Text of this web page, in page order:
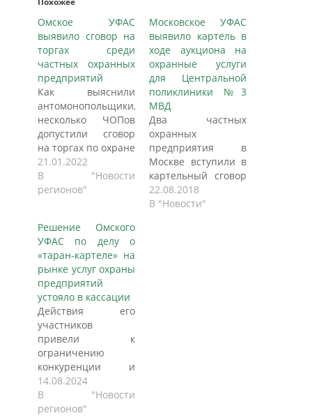
Омское УФАС
выявило сговор на
торгах среди
частных охранных
предприятий
Как выяснили
антомонопольщики,
несколько ЧОПов
допустили сговор
на торгах по охране
психиатрической
больницы. Грядут
разбирательства,
антимонопольщики
выявили сговор на
торгах среди
частных охранных
предприятий. Дело
возбуждено по
заявлениям ООО
«ЧОП «Артель»,
ассоциации
охранных
предприятий
Омской области и
ООО ЧОП «СВОИ».
Они оспаривают
21.01.2022
В "Новости
регионов"
Московское УФАС
выявило картель в
ходе аукциона на
охранные услуги
для Центральной
поликлиники №3
МВД
Два частных
охранных
предприятия в
Москве вступили в
картельный сговор
в ходе аукциона на
оказание услуг по
22.08.2018
В "Новости"
Решение Омского
УФАС по делу о
«таран-картеле» на
рынке услуг охраны
предприятий
устояло в кассации
Действия его
участников
привели к
ограничению
конкуренции и
поддержанию цен
на торгах,
сообщили в пресс-
14.08.2024
В "Новости
регионов"